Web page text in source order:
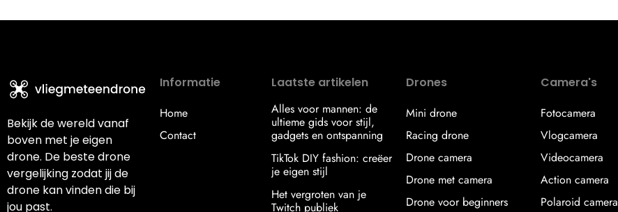
Bekijk de wereld vanaf
boven met je eigen
drone. De beste drone
vergelijking zodat jij de
drone kan vinden die bij
jou past.
Informatie
Home
Contact
Laatste artikelen
Alles voor mannen: de
ultieme gids voor stijl,
gadgets en ontspanning
TikTok DIY fashion: creëer
je eigen stijl
Het vergroten van je
Twitch publiek
Drones
Mini drone
Racing drone
Drone camera
Drone met camera
Drone voor beginners
Camera's
Fotocamera
Vlogcamera
Videocamera
Action camera
Polaroid camera